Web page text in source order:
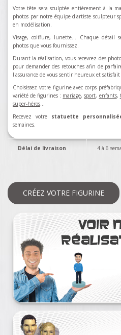
Votre tête sera sculptée entièrement à la
photos par notre équipe d'artiste sculpteur
en modélisation.
Visage, coiffure, lunette... Chaque détail
photos que vous fournissez.
Durant la réalisation, vous recevrez des
pour demander des retouches afin de
l'assurance de vous sentir heureux et
Choisissez votre figurine avec corps
variété de figurines : mariage,sport, enfants,
super-héros…
Recevez votre statuette
semaines.
Délai de livraison 4 à 6
CRÉEZ VOTRE FIGURINE